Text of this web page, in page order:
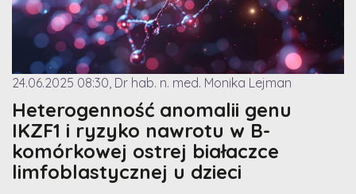
24.06.2025 08:30, Dr hab. n. med. Monika Lejman
Heterogenność anomalii genu
IKZF1 i ryzyko nawrotu w B-
komórkowej ostrej białaczce
limfoblastycznej u dzieci